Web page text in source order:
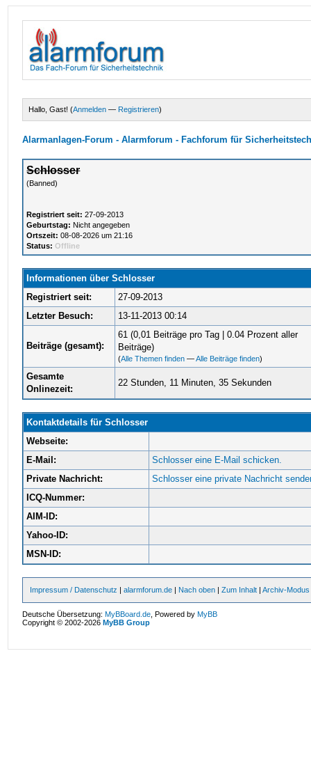
Hallo, Gast! (Anmelden — Registrieren)
Alarmanlagen-Forum - Alarmforum - Fachforum für
Schlosser
(Banned)
Registriert seit: 27-09-2013
Geburtstag: Nicht angegeben
Ortszeit: 08-08-2026 um 21:16
Status: Offline
Informationen über Schlosser
Registriert seit:
27-09-2013
Letzter Besuch:
13-11-2013 00:14
Beiträge (gesamt):
61 (0,01 Beiträge pro Tag | 0.04 Prozent aller
Beiträge)
(Alle Themen finden —Alle Beiträge finden)
Gesamte
Onlinezeit:
22 Stunden, 11 Minuten, 35 Sekunden
Kontaktdetails für Schlosser
Webseite:
E-Mail:
Schlosser eine E-Mail schicken.
Private Nachricht:
Schlosser eine private Nachricht
ICQ-Nummer:
AIM-ID:
Yahoo-ID:
MSN-ID:
Impressum / Datenschutz |alarmforum.de | Nach oben |Zum Inhalt |Archiv-Modus
Deutsche Übersetzung:MyBBoard.de , Powered byMyBB
Copyright © 2002-2026MyBB Group